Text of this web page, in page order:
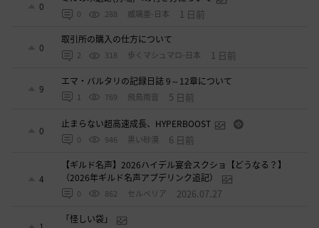
0
0 288 威璃亜-日本 1 日前
0
取引所の購入の仕方について
2 318 歩くマシュマロ-日本 1 日前
9
エマ・バルタリの記録日誌 9～12章について
1 769 飛鳥雨音 5 日前
0
止まらない超高速成長、HYPERBOOST
0 946 黒い砂漠 6 日前
4
【ギルド名声】2026ハイデル宴会スクショ【どうなる？】
（2026年ギルド名声アプデリンク追記）
0 862 セルベリア 2026.07.27
「怪しい袋」